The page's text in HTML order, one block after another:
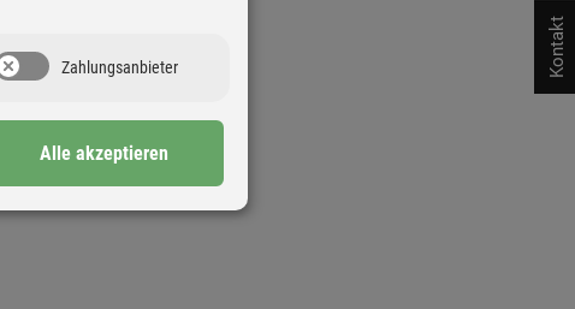
Kontakt
Zahlungsanbieter
Alle akzeptieren